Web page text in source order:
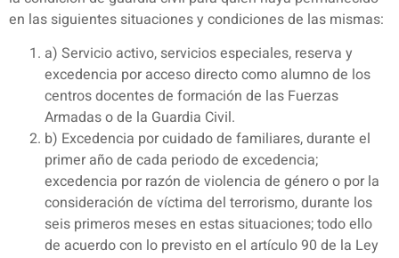
en las siguientes situaciones y condiciones de las mismas:
a) Servicio activo, servicios especiales, reserva y
excedencia por acceso directo como alumno de los
centros docentes de formación de las Fuerzas
Armadas o de la Guardia Civil.
b) Excedencia por cuidado de familiares, durante el
primer año de cada periodo de excedencia;
excedencia por razón de violencia de género o por la
consideración de víctima del terrorismo, durante los
seis primeros meses en estas situaciones; todo ello
de acuerdo con lo previsto en el artículo 90 de la Ley